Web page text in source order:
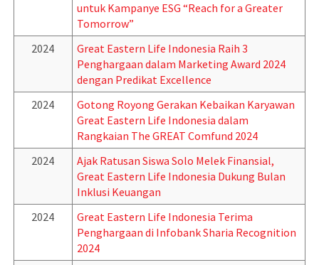
untuk Kampanye ESG “Reach for a Greater
Tomorrow”
2024
Great Eastern Life Indonesia Raih 3
Penghargaan dalam Marketing Award 2024
dengan Predikat Excellence
2024
Gotong Royong Gerakan Kebaikan Karyawan
Great Eastern Life Indonesia dalam
Rangkaian The GREAT Comfund 2024
2024
Ajak Ratusan Siswa Solo Melek Finansial,
Great Eastern Life Indonesia Dukung Bulan
Inklusi Keuangan
2024
Great Eastern Life Indonesia Terima
Penghargaan di Infobank Sharia Recognition
2024